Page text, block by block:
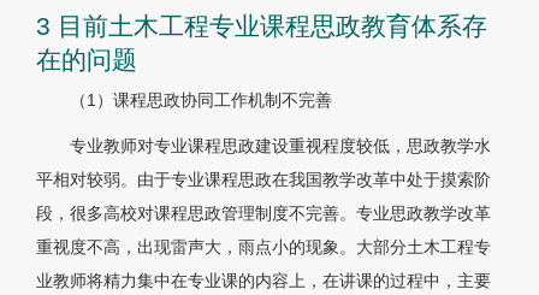
3 目前土木工程专业课程思政教育体系存
在的问题
（1）课程思政协同工作机制不完善
专业教师对专业课程思政建设重视程度较低，思政教学水
平相对较弱。由于专业课程思政在我国教学改革中处于摸索阶
段，很多高校对课程思政管理制度不完善。专业思政教学改革
重视度不高，出现雷声大，雨点小的现象。大部分土木工程专
业教师将精力集中在专业课的内容上，在讲课的过程中，主要